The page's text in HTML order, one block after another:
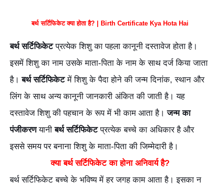
बर्थ सर्टिफिकेट क्या होता है? | Birth Certificate Kya Hota Hai
बर्थ सर्टिफिकेटप्रत्येक शिशु का पहला कानूनी दस्तावेज होता है।
इसमें शिशु का नाम उसके माता-पिता के नाम के साथ दर्ज किया जाता
है।बर्थ सर्टिफिकेटमें शिशु के पैदा होने की जन्म दिनांक, स्थान और
लिंग के साथ अन्य कानूनी जानकारी अंकित की जाती है। यह
दस्तावेज शिशु की पहचान के रूप में भी काम आता है।जन्म का
पंजीकरणयानी बर्थ सर्टिफिकेटप्रत्येक बच्चे का अधिकार है और
इससे समय पर बनाना शिशु के माता-पिता की जिम्मेदारी है।
क्या बर्थ सर्टिफिकेट का होना अनिवार्य है?
बर्थ सर्टिफिकेट बच्चे के भविष्य में हर जगह काम आता है। इसका न